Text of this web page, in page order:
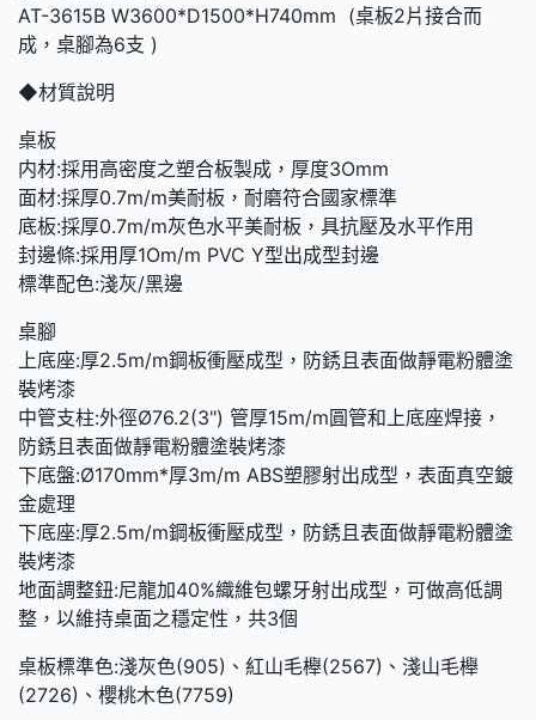
AT-3615B W3600*D1500*H740mm (桌板2片接合而
成，桌腳為6支 )
◆材質說明
桌板
内材:採用高密度之塑合板製成，厚度3Omm
面材:採厚0.7m/m美耐板，耐磨符合國家標準
底板:採厚0.7m/m灰色水平美耐板，具抗壓及水平作用
封邊條:採用厚1Om/m PVC Y型出成型封邊
標準配色:淺灰/黑邊
桌腳
上底座:厚2.5m/m鋼板衝壓成型，防銹且表面做靜電粉體塗
裝烤漆
中管支柱:外徑Ø76.2(3") 管厚15m/m圓管和上底座焊接，
防銹且表面做靜電粉體塗裝烤漆
下底盤:Ø170mm*厚3m/m ABS塑膠射出成型，表面真空鍍
金處理
下底座:厚2.5m/m鋼板衝壓成型，防銹且表面做靜電粉體塗
裝烤漆
地面調整鈕:尼龍加40%織維包螺牙射出成型，可做高低調
整，以維持桌面之穩定性，共3個
桌板標準色:淺灰色(905)、紅山毛櫸(2567)、淺山毛櫸
(2726)、櫻桃木色(7759)